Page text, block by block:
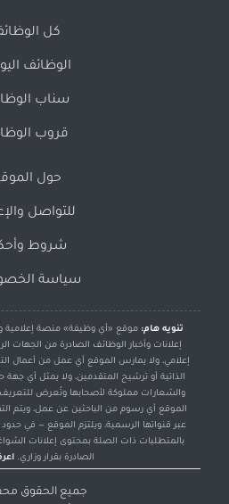
كل
الوظائف
سناب
قروب
حول
للتواصل
شروط
سياسة
تنويه هام: موقع «أي وظيفة» منصة إعلامية
إعلانات وأخبار الوظائف الصادرة من
إعلامي، ولا يمارس الموقع أي عمل من أعمال
الذاتية أو ترشيح المتقدمين، ولا يمثل أي
والشعارات مملوكة لأصحابها وتُعرض
الموقع أي رسوم من الباحثين عن عمل، ويتم
عبر قنواتها الرسمية، ويلتزم الموقع — في
بالمتطلبات ذات الصلة بمحتوى إعلانات
الصادرة بقرار وزاري.
جميع الحقوق